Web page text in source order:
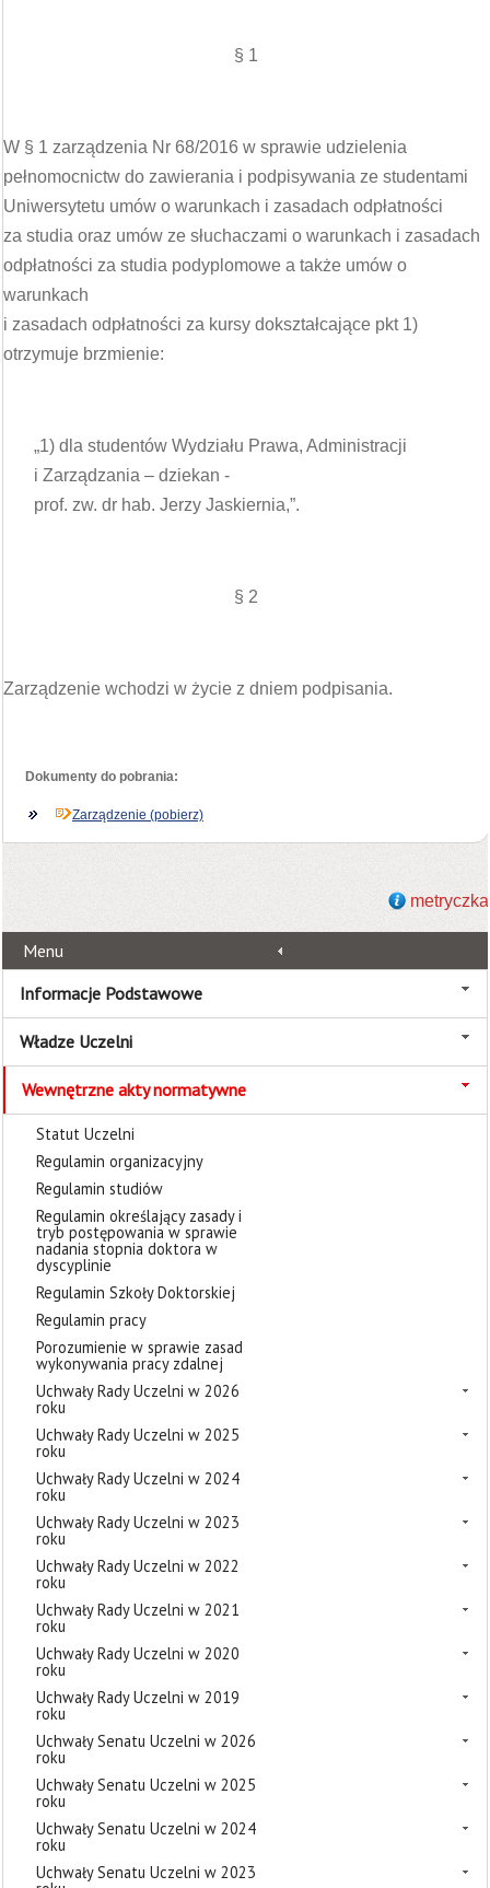
§ 1
W § 1 zarządzenia Nr 68/2016 w sprawie udzielenia
pełnomocnictw do zawierania i podpisywania ze studentami
Uniwersytetu umów o warunkach i zasadach odpłatności
za studia oraz umów ze słuchaczami o warunkach i zasadach
odpłatności za studia podyplomowe a także umów o
warunkach
i zasadach odpłatności za kursy dokształcające pkt 1)
otrzymuje brzmienie:
„1) dla studentów Wydziału Prawa, Administracji
i Zarządzania – dziekan -
prof. zw. dr hab. Jerzy Jaskiernia,”.
§ 2
Zarządzenie wchodzi w życie z dniem podpisania.
Dokumenty do pobrania:
Zarządzenie (pobierz)
metryczka
Menu
Informacje Podstawowe
Władze Uczelni
Wewnętrzne akty normatywne
Statut Uczelni
Regulamin organizacyjny
Regulamin studiów
Regulamin określający zasady i
tryb postępowania w sprawie
nadania stopnia doktora w
dyscyplinie
Regulamin Szkoły Doktorskiej
Regulamin pracy
Porozumienie w sprawie zasad
wykonywania pracy zdalnej
Uchwały Rady Uczelni w 2026
roku
Uchwały Rady Uczelni w 2025
roku
Uchwały Rady Uczelni w 2024
roku
Uchwały Rady Uczelni w 2023
roku
Uchwały Rady Uczelni w 2022
roku
Uchwały Rady Uczelni w 2021
roku
Uchwały Rady Uczelni w 2020
roku
Uchwały Rady Uczelni w 2019
roku
Uchwały Senatu Uczelni w 2026
roku
Uchwały Senatu Uczelni w 2025
roku
Uchwały Senatu Uczelni w 2024
roku
Uchwały Senatu Uczelni w 2023